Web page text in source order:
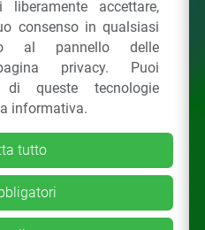
20123Milano (MI)
Privacy Policy &Cookie
liberamente accettare,
consenso in qualsiasi
al pannello delle
privacy. Puoi
di queste tecnologie
informativa.
tutto